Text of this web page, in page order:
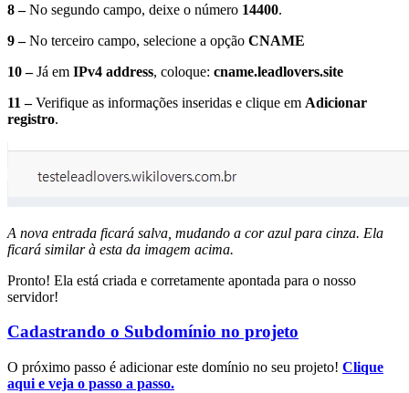
8 –No segundo campo, deixe o número 14400.
9 –No terceiro campo, selecione a opção CNAME
10 –Já em IPv4 address, coloque: cname.leadlovers.site
11 –Verifique as informações inseridas e clique em Adicionar
registro.
A nova entrada ficará salva, mudando a cor azul para cinza. Ela
ficará similar à esta da imagem acima.
Pronto! Ela está criada e corretamente apontada para o nosso
servidor!
Cadastrando o Subdomínio no projeto
O próximo passo é adicionar este domínio no seu projeto! Clique
aqui e veja o passo a passo.